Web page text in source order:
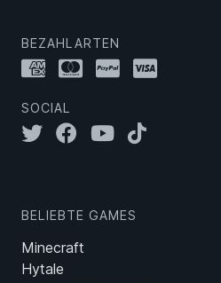
BEZAHLARTEN
SOCIAL
BELIEBTE GAMES
Minecraft
Hytale